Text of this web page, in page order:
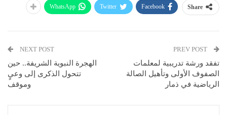
Share
Facebook
Twitter
WhatsApp
تفقد ورشة تدريبية لمعلمات
الصفوف الأولى وتأهيل الصالة
الرياضية في ذمار
NEXT POST
الهجرة النبوية الشريفة.. حين
تتحول الذكرى إلى وعيٍ
وموقف